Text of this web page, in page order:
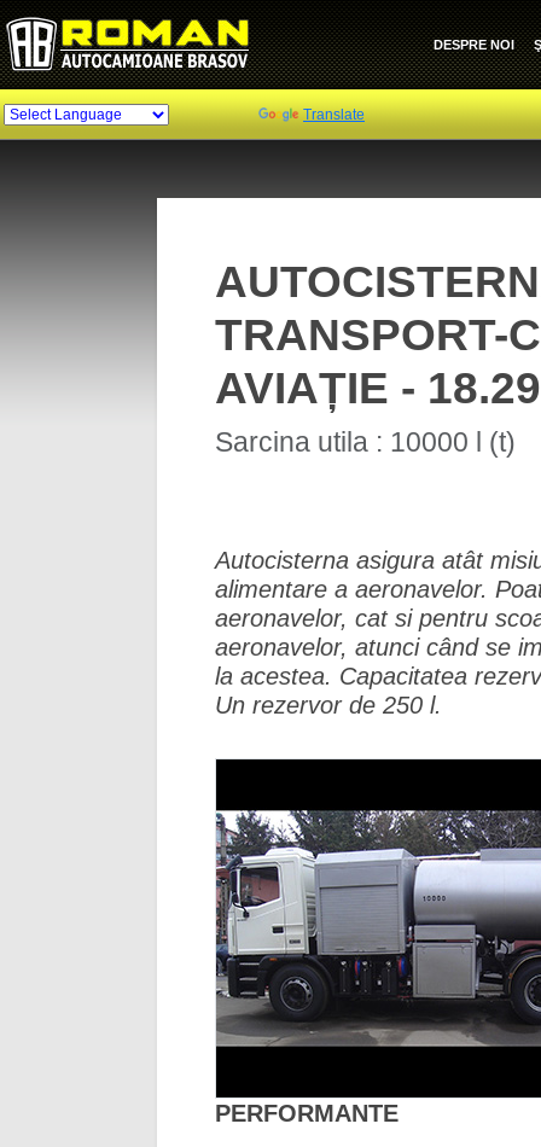
DESPRE NOI
Translate
TRANSPORT-
AVIAȚIE -
Sarcina utila : 10000 l (t)
Autocisterna asigura atât
alimentare a aeronavelor.
aeronavelor, cat si pentru
aeronavelor, atunci când se
la acestea. Capacitatea
Un rezervor de 250 l.
PERFORMANTE